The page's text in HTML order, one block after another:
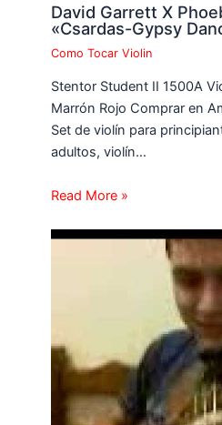
David Garrett X
«Csardas-Gypsy
Como Tocar Violin
Stentor Student II 1500A
Marrón Rojo Comprar en
Set de violín para
adultos, violín…
Read More »